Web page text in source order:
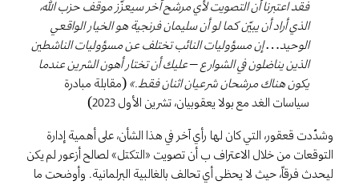
فقد اعتبرنا أن التصويت لأي مرشح آخر سيعزّز موقف حزب الله،
الذي أراد أن يبيّن كما لو أن سليمان فرنجية هو الخيار الواقعي
الوحيد… إن مسؤوليات النائب تختلف عن مسؤوليات الناشطين
الذين يناضلون في الشوارع – عليك أن تختار أهون الشرين عندما
يكون هناك مرشحان شرعيان اثنان فقط.»(مقابلة مبادرة
سياسات الغد مع بولا يعقوبيان، تشرين الأول 2023)
وشدّدت قعقور، التي كان لها رأي آخر في هذا الشأن، على أهمية إدارة
التوقعات من خلال الاعتراف ب أن تصويت «التكتل» لصالح أزعور لم يكن
ليحدث فرقاً، حيث لا يحظى أي تحالف بالغالبية البرلمانية. وأوضحت ما